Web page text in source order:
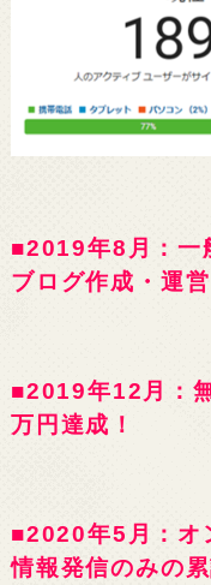
■2019年8月：一
ブログ作成・運
■2019年12月：
万円達成！
■2020年5月：オ
情報発信のみの